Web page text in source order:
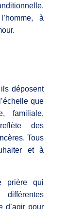
à
déposent
que
familiale,
des
Tous
et à
prière qui
d’agir pour